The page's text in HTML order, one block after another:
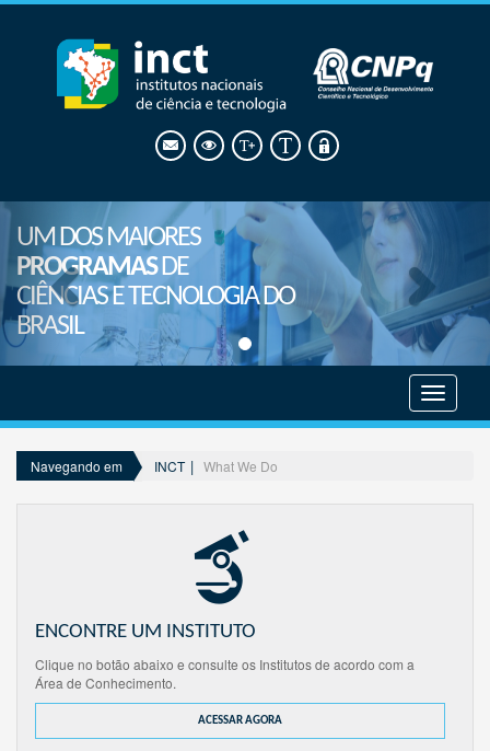
UM DOS MAIORES
PROGRAMASDE
CIÊNCIAS E TECNOLOGIA DO
BRASIL
menu
Navegando em INCT What We Do
ENCONTRE UM INSTITUTO
Clique no botão abaixo e consulte os Institutos de acordo com a
Área de Conhecimento.
ACESSAR AGORA